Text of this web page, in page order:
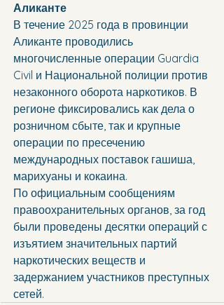
Аликанте
В течение 2025 года в провинции
Аликанте проводились
многочисленные операции Guardia
Civil и Национальной полиции против
незаконного оборота наркотиков. В
регионе фиксировались как дела о
розничном сбыте, так и крупные
операции по пресечению
международных поставок гашиша,
марихуаны и кокаина.
По официальным сообщениям
правоохранительных органов, за год
были проведены десятки операций с
изъятием значительных партий
наркотических веществ и
задержанием участников преступных
сетей.